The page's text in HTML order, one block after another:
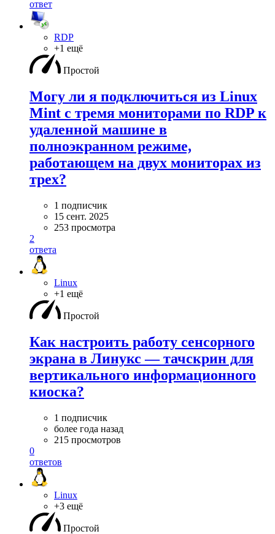
ответ
RDP
+1 ещё
Простой
Могу ли я подключиться из Linux
Mint с тремя мониторами по RDP к
удаленной машине в
полноэкранном режиме,
работающем на двух мониторах из
трех?
1 подписчик
15 сент. 2025
253 просмотра
2
ответа
Linux
+1 ещё
Простой
Как настроить работу сенсорного
экрана в Линукс — тачскрин для
вертикального информационного
киоска?
1 подписчик
более года назад
215 просмотров
0
ответов
Linux
+3 ещё
Простой